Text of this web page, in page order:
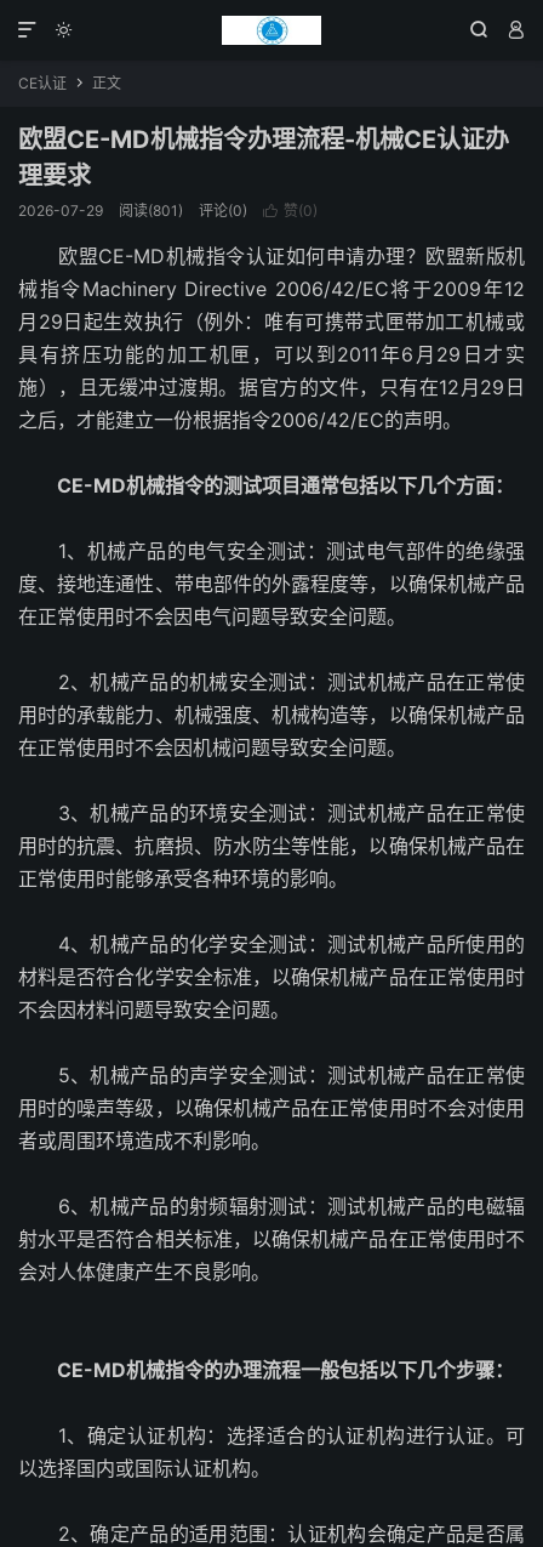
  

CE认证  正文
欧盟CE-MD机械指令办理流程-机械CE认证办
理要求
2026-07-29 阅读(801) 评论(0)  赞(0)
欧盟CE-MD机械指令认证如何申请办理？欧盟新版机
械指令Machinery Directive 2006/42/EC将于2009年12
月29日起生效执行（例外：唯有可携带式匣带加工机械或
具有挤压功能的加工机匣，可以到2011年6月29日才实
施），且无缓冲过渡期。据官方的文件，只有在12月29日
之后，才能建立一份根据指令2006/42/EC的声明。
CE-MD机械指令的测试项目通常包括以下几个方面：
1、机械产品的电气安全测试：测试电气部件的绝缘强
度、接地连通性、带电部件的外露程度等，以确保机械产品
在正常使用时不会因电气问题导致安全问题。
2、机械产品的机械安全测试：测试机械产品在正常使
用时的承载能力、机械强度、机械构造等，以确保机械产品
在正常使用时不会因机械问题导致安全问题。
3、机械产品的环境安全测试：测试机械产品在正常使
用时的抗震、抗磨损、防水防尘等性能，以确保机械产品在
正常使用时能够承受各种环境的影响。
4、机械产品的化学安全测试：测试机械产品所使用的
材料是否符合化学安全标准，以确保机械产品在正常使用时
不会因材料问题导致安全问题。
5、机械产品的声学安全测试：测试机械产品在正常使
用时的噪声等级，以确保机械产品在正常使用时不会对使用
者或周围环境造成不利影响。
6、机械产品的射频辐射测试：测试机械产品的电磁辐
射水平是否符合相关标准，以确保机械产品在正常使用时不
会对人体健康产生不良影响。
CE-MD机械指令的办理流程一般包括以下几个步骤：
1、确定认证机构：选择适合的认证机构进行认证。可
以选择国内或国际认证机构。
2、确定产品的适用范围：认证机构会确定产品是否属